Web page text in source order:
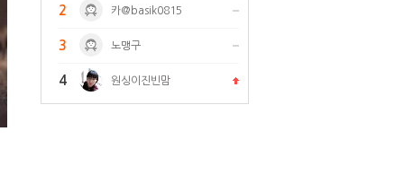
2 카@basik0815
3 노맹구
4 원싱이진빈맘